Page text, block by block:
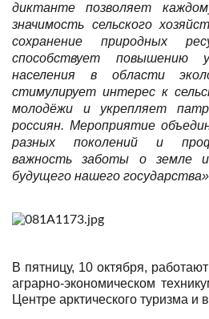
диктанте позволяет
значимость сельского
сохранение природных
способствует повышению
населения в области
стимулирует интерес к
молодёжи и укрепляет
россиян. Мероприятие
разных поколений и
важность заботы о земле
будущего нашего
В пятницу, 10 октября,
аграрно-экономическом
Центре арктического туризма и